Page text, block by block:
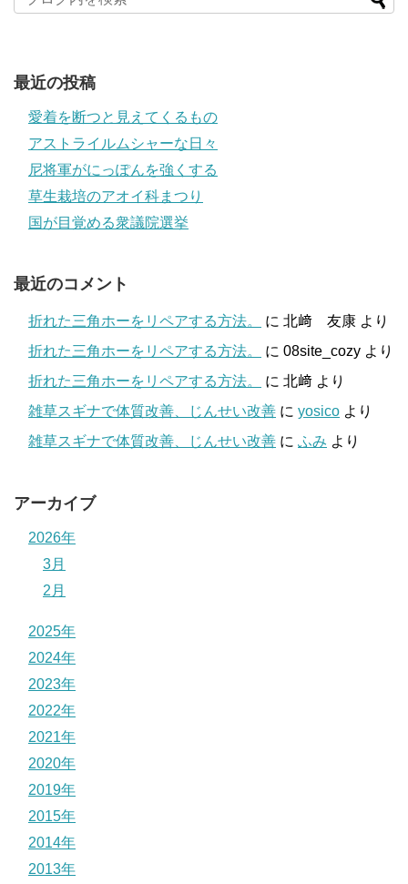
最近の投稿
愛着を断つと見えてくるもの
アストライルムシャーな日々
尼将軍がにっぽんを強くする
草生栽培のアオイ科まつり
国が目覚める衆議院選挙
最近のコメント
折れた三角ホーをリペアする方法。 に 北﨑 友康 より
折れた三角ホーをリペアする方法。
に 08site_cozy より
折れた三角ホーをリペアする方法。
に 北﨑 より
雑草スギナで体質改善、じんせい改善 に yosico より
雑草スギナで体質改善、じんせい改善 に ふみ より
アーカイブ
2026年
3月
2月
2025年
2024年
2023年
2022年
2021年
2020年
2019年
2015年
2014年
2013年